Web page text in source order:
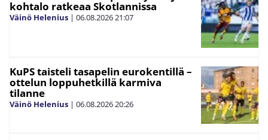
kohtalo ratkeaa Skotlannissa
Väinö Helenius | 06.08.202621:07
KuPS taisteli tasapelin eurokentillä –
ottelun loppuhetkillä karmiva
tilanne
Väinö Helenius | 06.08.202620:26